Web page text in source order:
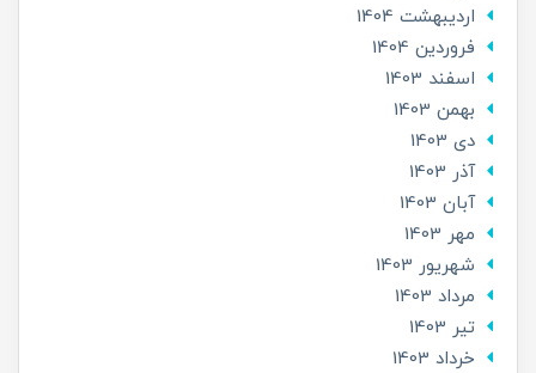
ارديبهشت 1404
فروردین 1404
اسفند 1403
بهمن 1403
دی 1403
آذر 1403
آبان 1403
مهر 1403
شهریور 1403
مرداد 1403
تير 1403
خرداد 1403